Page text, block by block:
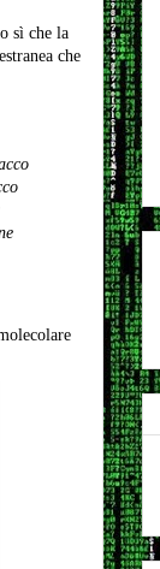
sì che la
che